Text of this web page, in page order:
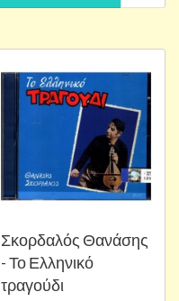
Σκορδαλός Θανάσης
- Το Ελληνικό
τραγούδι